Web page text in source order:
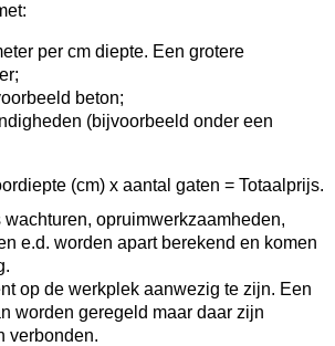
per cm diepte. Een grotere
beton;
(bijvoorbeeld onder een
(cm) x aantal gaten = Totaalprijs.
opruimwerkzaamheden,
e.d. worden apart berekend en komen
op de werkplek aanwezig te zijn. Een
worden geregeld maar daar zijn
verbonden.